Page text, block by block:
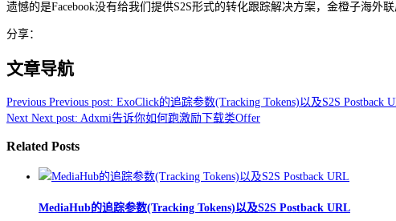
遗憾的是Facebook没有给我们提供S2S形式的转化跟踪解决方案，金橙子海外
分享：
文章导航
Previous Previous post: ExoClick的追踪参数(Tracking Tokens)以及S2S Postback
Next Next post: Adxmi告诉你如何跑激励下载类Offer
Related Posts
MediaHub的追踪参数(Tracking Tokens)以及S2S Postback URL